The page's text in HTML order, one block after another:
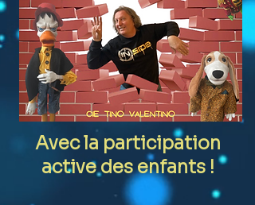
Avec la participation
active des enfants !